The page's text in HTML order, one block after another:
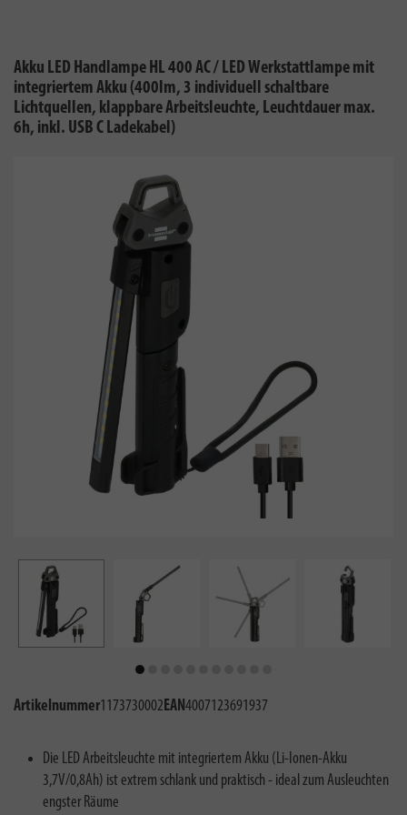
Akku LED Handlampe HL 400 AC / LED Werkstattlampe mit
integriertem Akku (400lm, 3 individuell schaltbare
Lichtquellen, klappbare Arbeitsleuchte, Leuchtdauer max.
6h, inkl. USB C Ladekabel)
Artikelnummer1173730002EAN4007123691937
Die LED Arbeitsleuchte mit integriertem Akku (Li-Ionen-Akku
3,7V/0,8Ah) ist extrem schlank und praktisch - ideal zum Ausleuchten
engster Räume